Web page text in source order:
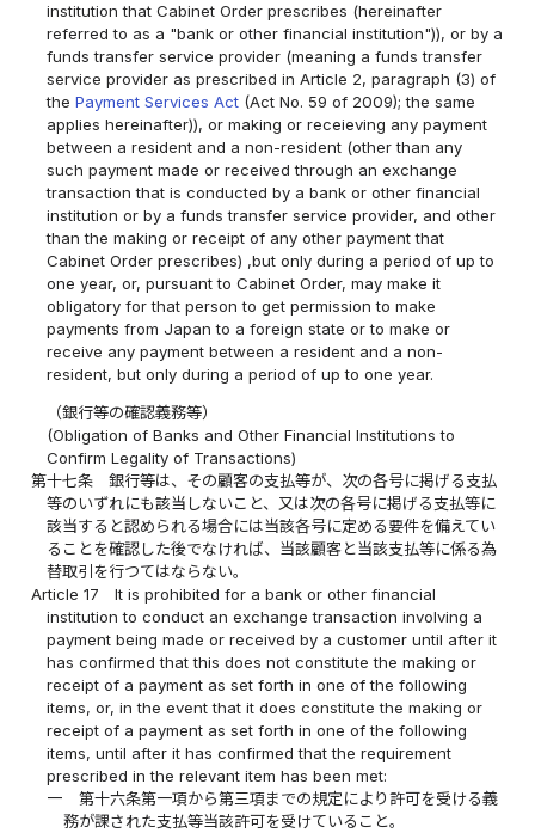
institution that Cabinet Order prescribes (hereinafter
referred to as a "bank or other financial institution")), or by a
funds transfer service provider (meaning a funds transfer
service provider as prescribed in Article 2, paragraph (3) of
thePayment Services Act (Act No. 59 of 2009); the same
applies hereinafter)), or making or receieving any payment
between a resident and a non-resident (other than any
such payment made or received through an exchange
transaction that is conducted by a bank or other financial
institution or by a funds transfer service provider, and other
than the making or receipt of any other payment that
Cabinet Order prescribes) ,but only during a period of up to
one year, or, pursuant to Cabinet Order, may make it
obligatory for that person to get permission to make
payments from Japan to a foreign state or to make or
receive any payment between a resident and a non-
resident, but only during a period of up to one year.
（銀行等の確認義務等）
(Obligation of Banks and Other Financial Institutions to
Confirm Legality of Transactions)
第十七条
銀行等は、その顧客の支払等が、次の各号に掲げる支払
等のいずれにも該当しないこと、又は次の各号に掲げる支払等に
該当すると認められる場合には当該各号に定める要件を備えてい
ることを確認した後でなければ、当該顧客と当該支払等に係る為
替取引を行つてはならない。
Article 17
It is prohibited for a bank or other financial
institution to conduct an exchange transaction involving a
payment being made or received by a customer until after it
has confirmed that this does not constitute the making or
receipt of a payment as set forth in one of the following
items, or, in the event that it does constitute the making or
receipt of a payment as set forth in one of the following
items, until after it has confirmed that the requirement
prescribed in the relevant item has been met:
一
第十六条第一項から第三項までの規定により許可を受ける義
務が課された支払等当該許可を受けていること。